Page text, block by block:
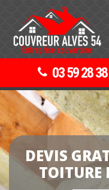
03 59 28
DEVIS
TOITURE